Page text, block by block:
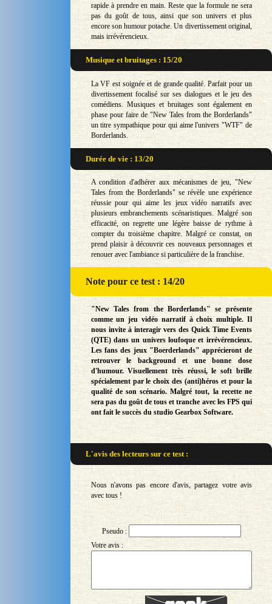
rapide à prendre en main. Reste que la formule ne sera
pas du goût de tous, ainsi que son univers et plus
encore son humour potache. Un divertissement original,
mais irrévérencieux.
Musique et bruitages : 15/20
La VF est soignée et de grande qualité. Parfait pour un
divertissement focalisé sur ses dialogues et le jeu des
comédiens. Musiques et bruitages sont également en
phase pour faire de "New Tales from the Borderlands"
un titre sympathique pour qui aime l'univers "WTF" de
Borderlands.
Durée de vie : 13/20
A condition d'adhérer aux mécanismes de jeu, "New
Tales from the Borderlands" se révèle une expérience
réussie pour qui aime les jeux vidéo narratifs avec
plusieurs embranchements scénaristiques. Malgré son
efficacité, on regrette une légère baisse de rythme à
compter du troisième chapitre. Malgré ce constat, on
prend plaisir à découvrir ces nouveaux personnages et
renouer avec l'ambiance si particulière de la franchise.
Notepour ce test : 14/20
"New Tales from the Borderlands" se présente
comme un jeu vidéo narratif à choix multiple. Il
nous invite à interagir vers des Quick Time Events
(QTE) dans un univers loufoque et irrévérencieux.
Les fans des jeux "Boerderlands" apprécieront de
retrouver le background et une bonne dose
d'humour. Visuellement très réussi, le soft brille
spécialement par le choix des (anti)héros et pour la
qualité de son scénario. Malgré tout, la recette ne
sera pas du goût de tous et tranche avec les FPS qui
ont fait le succès du studio Gearbox Software.
L'avis des lecteurs surce test :
Nous n'avons pas encore d'avis, partagez votre avis
avec tous !
Pseudo :
Votre avis :